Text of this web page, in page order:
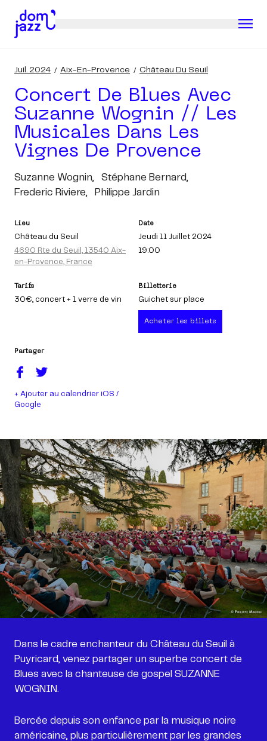
Juil. 2024 Aix-En-Provence Château Du Seuil
Concert De Blues Avec
Suzanne Wognin // Les
Musicales Dans Les
Vignes De Provence
Suzanne Wognin,
Stéphane Bernard,
Frederic Riviere,
Philippe Jardin
Lieu
Château du Seuil
4690 Rte du Seuil, 13540 Aix-
en-Provence, France
Date
Jeudi 11 Juillet 2024
19:00
Tarifs
30€, concert + 1 verre de vin
Billetterie
Guichet sur place
Acheter les billets
Partager
+ Ajouter au calendrier iOS /
Google
Dans le cadre enchanteur du Château du Seuil à
Puyricard, venez partager un superbe concert de
Blues avec la chanteuse de gospel SUZANNE
WOGNIN.
Bercée depuis son enfance par la musique noire
américaine, plus particulièrement par les grandes